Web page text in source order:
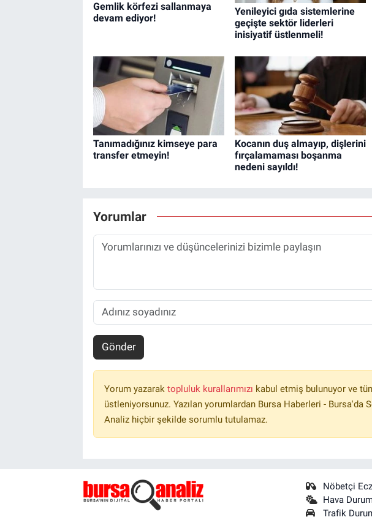
Gemlik körfezi sallanmaya
devam ediyor!
Yenileyici gıda sistemlerine
geçişte sektör liderleri
inisiyatif üstlenmeli!
Tanımadığınız kimseye para
transfer etmeyin!
Kocanın duş almayıp, dişlerini
fırçalamaması boşanma
nedeni sayıldı!
Yorumlar
Gönder
Yorum yazarak topluluk kurallarımızı kabul etmiş bulunuyor ve
üstleniyorsunuz. Yazılan yorumlardan Bursa Haberleri - Bursa'da
Analiz hiçbir şekilde sorumlu tutulamaz.
Nöbetçi
Hava
Trafik